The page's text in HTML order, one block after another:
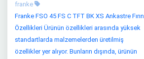
franke
Franke FSO 45 FS C TFT BK XS Ankastre Fırın
Özellikleri Ürünün özellikleri arasında yüksek
standartlarda malzemelerden üretilmiş
özellikler yer alıyor. Bunların dışında, ürünün